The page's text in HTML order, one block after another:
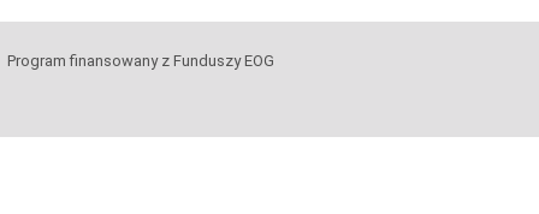
Program finansowany z Funduszy EOG